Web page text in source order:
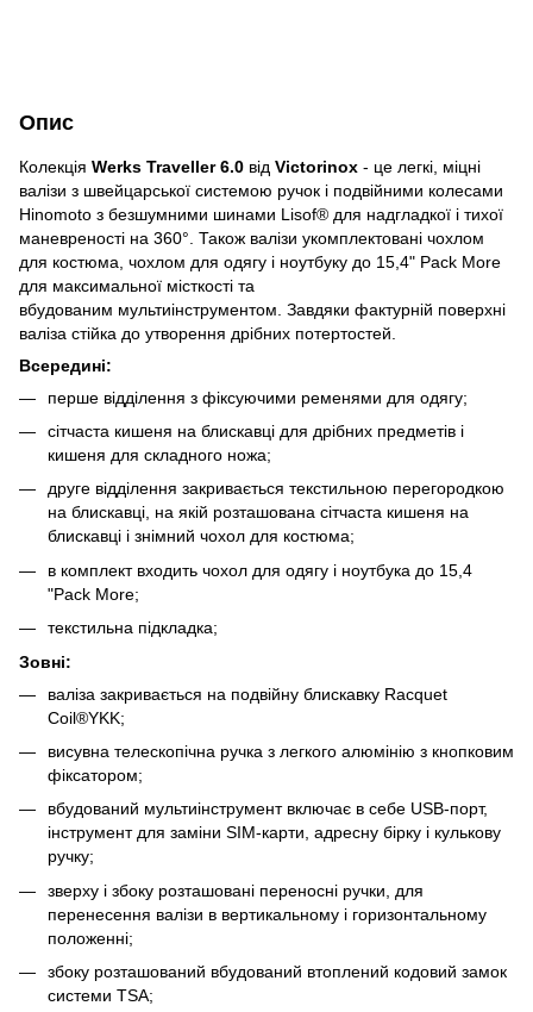
Опис
Колекція Werks Traveller 6.0 від Victorinox - це легкі, міцні
валізи з швейцарської системою ручок і подвійними колесами
Hinomoto з безшумними шинами Lisof® для надгладкої і тихої
маневреності на 360°. Також валізи укомплектовані чохлом
для костюма, чохлом для одягу і ноутбуку до 15,4" Pack More
для максимальної місткості та
вбудованим мультиінструментом. Завдяки фактурній поверхні
валіза стійка до утворення дрібних потертостей.
Всередині:
перше відділення з фіксуючими ременями для одягу;
сітчаста кишеня на блискавці для дрібних предметів і
кишеня для складного ножа;
друге відділення закривається текстильною перегородкою
на блискавці, на якій розташована сітчаста кишеня на
блискавці і знімний чохол для костюма;
в комплект входить чохол для одягу і ноутбука до 15,4
"Pack More;
текстильна підкладка;
Зовні:
валіза закривається на подвійну блискавку Racquet
Coil®YKK;
висувна телескопічна ручка з легкого алюмінію з кнопковим
фіксатором;
вбудований мультиінструмент включає в себе USB-порт,
інструмент для заміни SIM-карти, адресну бірку і кулькову
ручку;
зверху і збоку розташовані переносні ручки, для
перенесення валізи в вертикальному і горизонтальному
положенні;
збоку розташований вбудований втоплений кодовий замок
системи TSA;